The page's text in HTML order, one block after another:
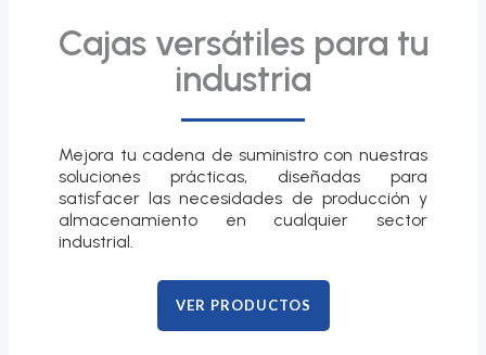
Cajas versátiles para tu
industria
Mejora tu cadena de suministro con nuestras
soluciones prácticas, diseñadas para
satisfacer las necesidades de producción y
almacenamiento en cualquier sector
industrial.
VER PRODUCTOS